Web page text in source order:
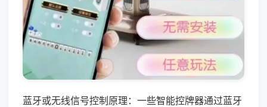
蓝牙或无线信号控制原理：一些智能控牌器通过蓝牙